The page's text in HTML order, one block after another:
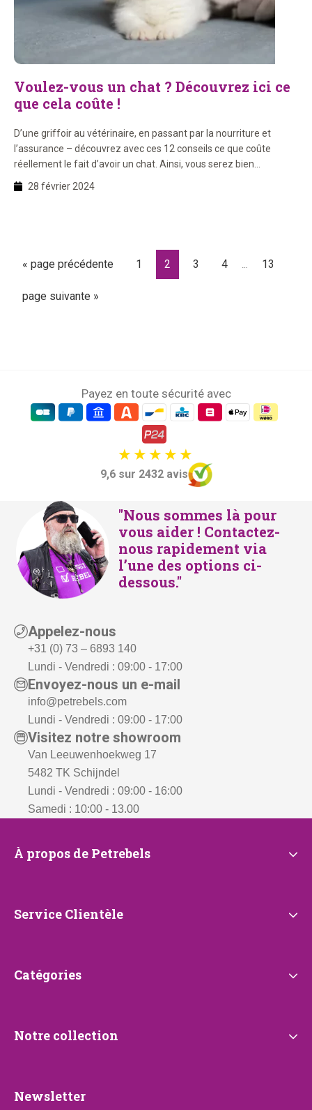
Voulez-vous un chat ? Découvrez ici ce
que cela coûte !
D’une griffoir au vétérinaire, en passant par la nourriture et
l’assurance – découvrez avec ces 12 conseils ce que coûte
réellement le fait d’avoir un chat. Ainsi, vous serez bien
préparé(e) et votre nouveau meilleur ami aura une vie de chat
sans soucis.
28 février 2024
« Aller
la
page précédente Page
1 Page
2 Page
3 Page
4
provisoires
… Page
13
Aller
page suivante »
Payez en toute sécurité avec
9,6 sur 2432 avis
"Nous sommes là pour
vous aider ! Contactez-
nous rapidement via
l’une des options ci-
dessous."
Appelez-nous
+31 (0) 73 – 6893 140
Lundi - Vendredi : 09:00 - 17:00
Envoyez-nous un e-mail
info@petrebels.com
Lundi - Vendredi : 09:00 - 17:00
Visitez notre showroom
Van Leeuwenhoekweg 17
5482 TK Schijndel
Lundi - Vendredi : 09:00 - 16:00
Samedi : 10:00 - 13.00
À
Petrebels
À propos de Petrebels
Service
Service Clientèle
Catégories
Catégories
Notre
Notre collection
Newsletter
Newsletter